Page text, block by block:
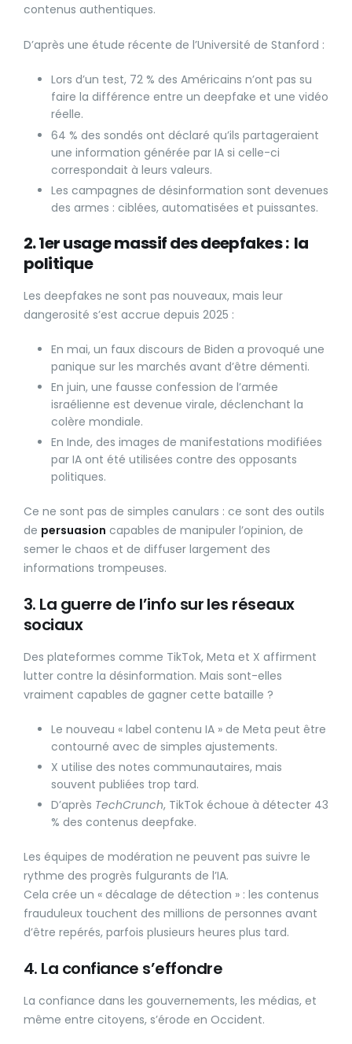
contenus authentiques.
D’après une étude récente de l’Université de Stanford :
Lors d’un test, 72 % des Américains n’ont pas su
faire la différence entre un deepfake et une vidéo
réelle.
64 % des sondés ont déclaré qu’ils partageraient
une information générée par IA si celle-ci
correspondait à leurs valeurs.
Les campagnes de désinformation sont devenues
des armes : ciblées, automatisées et puissantes.
2. 1er usage massif des deepfakes : la
politique
Les deepfakes ne sont pas nouveaux, mais leur
dangerosité s’est accrue depuis 2025 :
En mai, un faux discours de Biden a provoqué une
panique sur les marchés avant d’être démenti.
En juin, une fausse confession de l’armée
israélienne est devenue virale, déclenchant la
colère mondiale.
En Inde, des images de manifestations modifiées
par IA ont été utilisées contre des opposants
politiques.
Ce ne sont pas de simples canulars : ce sont des outils
de persuasion capables de manipuler l’opinion, de
semer le chaos et de diffuser largement des
informations trompeuses.
3. La guerre de l’info sur les réseaux
sociaux
Des plateformes comme TikTok, Meta et X affirment
lutter contre la désinformation. Mais sont-elles
vraiment capables de gagner cette bataille ?
Le nouveau « label contenu IA » de Meta peut être
contourné avec de simples ajustements.
X utilise des notes communautaires, mais
souvent publiées trop tard.
D’après TechCrunch, TikTok échoue à détecter 43
% des contenus deepfake.
Les équipes de modération ne peuvent pas suivre le
rythme des progrès fulgurants de l’IA.
Cela crée un « décalage de détection » : les contenus
frauduleux touchent des millions de personnes avant
d’être repérés, parfois plusieurs heures plus tard.
4. La confiance s’effondre
La confiance dans les gouvernements, les médias, et
même entre citoyens, s’érode en Occident.